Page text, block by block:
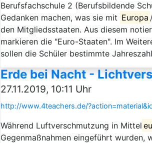
Berufsfachschule 2 (Berufsbildende
Gedanken machen, was sie mit Europa
den Mitgliedsstaaten. Aus diesem
markieren die "Euro-Staaten". Im
sollen die Schüler bestimmte
Erde bei Nacht -
27.11.2019, 10:11 Uhr
http://www.4teachers.de/
Während Luftverschmutzung in Mittel
Gegenmaßnahmen eingeführt